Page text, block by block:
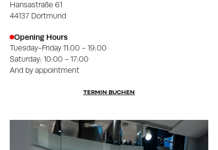
Hansastraße 61
44137 Dortmund
Opening Hours
Tuesday-Friday 11:00 - 19:00
Saturday: 10:00 - 17:00
And by appointment
TERMIN BUCHEN